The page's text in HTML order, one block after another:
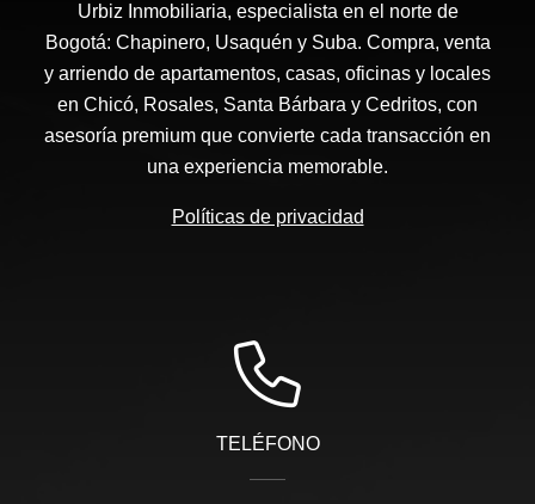
Urbiz Inmobiliaria, especialista en el norte de
Bogotá: Chapinero, Usaquén y Suba. Compra, venta
y arriendo de apartamentos, casas, oficinas y locales
en Chicó, Rosales, Santa Bárbara y Cedritos, con
asesoría premium que convierte cada transacción en
una experiencia memorable.
Políticas de privacidad
TELÉFONO